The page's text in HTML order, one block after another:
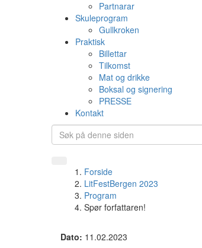
Partnarar
Skuleprogram
Gullkroken
Praktisk
Billettar
Tilkomst
Mat og drikke
Boksal og signering
PRESSE
Kontakt
Forside
LitFestBergen 2023
Program
Spør forfattaren!
Dato: 11.02.2023